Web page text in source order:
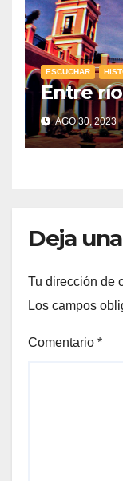
ESCUCHAR
Entre
AGO 30, 2023
Deja
Tu dirección de
Los campos
Comentario *